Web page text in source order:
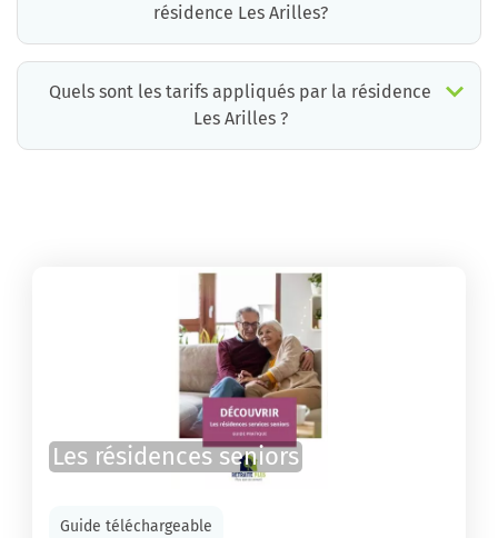
résidence Les Arilles?
Quels sont les tarifs appliqués par la résidence
Les Arilles ?
Les résidences seniors
Guide téléchargeable